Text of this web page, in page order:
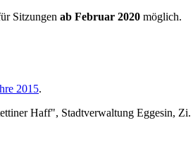
Sitzungen ab Februar 2020 möglich.
2015.
Haff", Stadtverwaltung Eggesin,